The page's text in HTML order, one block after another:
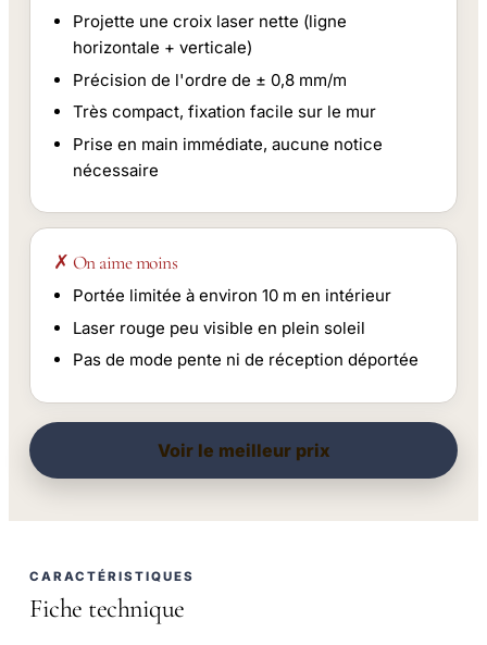
Projette une croix laser nette (ligne
horizontale + verticale)
Précision de l'ordre de ± 0,8 mm/m
Très compact, fixation facile sur le mur
Prise en main immédiate, aucune notice
nécessaire
✗ On aime moins
Portée limitée à environ 10 m en intérieur
Laser rouge peu visible en plein soleil
Pas de mode pente ni de réception déportée
Voir le meilleur prix
CARACTÉRISTIQUES
Fiche technique